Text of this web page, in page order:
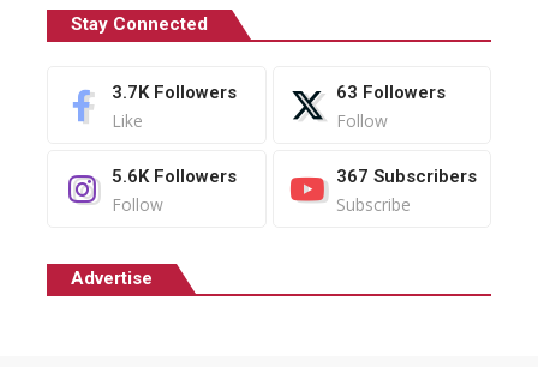
Stay Connected
3.7K Followers
Like
63 Followers
Follow
5.6K Followers
Follow
367 Subscribers
Subscribe
Advertise